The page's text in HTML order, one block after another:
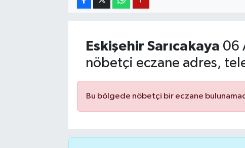
Eskişehir Sarıcakaya 06
nöbetçi eczane adres,
Bu bölgede nöbetçi bir eczane
TÜRKİYE'DE TREND HABERLER
ÖZEL HABER